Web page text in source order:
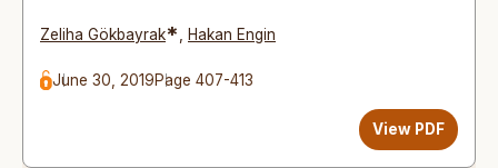
Zeliha Gökbayrak* Hakan Engin
June 30, 2019Page 407-413
View PDF